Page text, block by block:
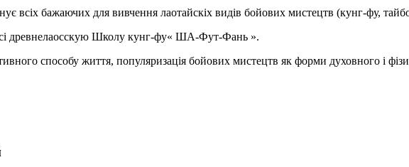
всіх бажаючих для вивчення лаотайскіх видів бойових мистецтв (кунг-фу,
древнелаосскую Школу кунг-фу« ША-Фут-Фань ».
способу життя, популяризація бойових мистецтв як форми духовного і